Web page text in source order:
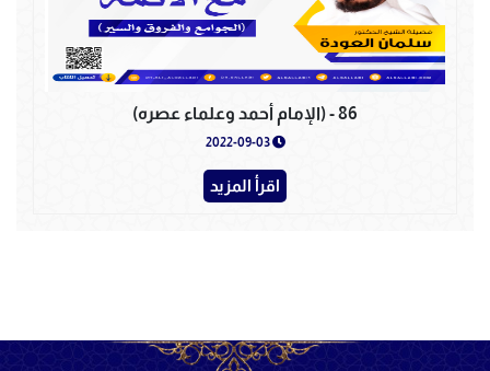
86 - (الإمام أحمد وعلماء عصره)
2022-09-03
اقرأ المزيد